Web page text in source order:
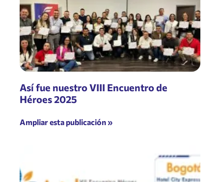
Así fue nuestro VIII Encuentro de
Héroes 2025
Ampliar esta publicación »